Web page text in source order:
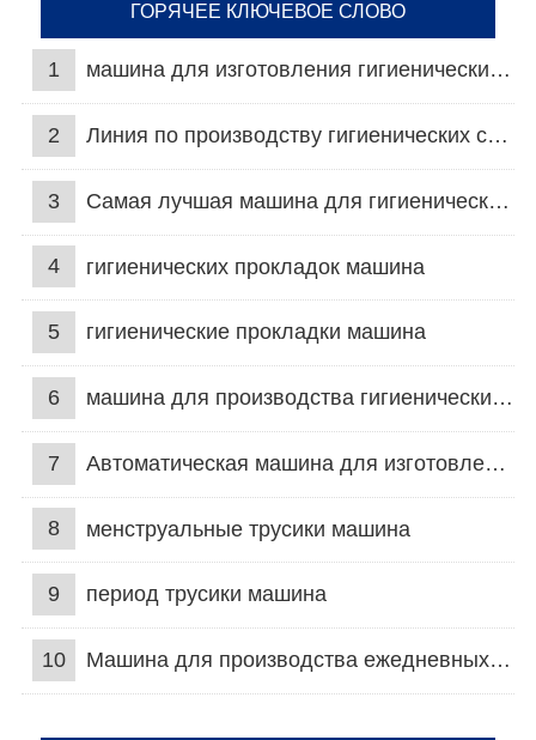
ГОРЯЧЕЕ КЛЮЧЕВОЕ СЛОВО
1 машина для изготовления гигиенических салфеток
2 Линия по производству гигиенических салфеток
3 Самая лучшая машина для гигиенических салфеток
4 гигиенических прокладок машина
5 гигиенические прокладки машина
6 машина для производства гигиенических прокладок
7 Автоматическая машина для изготовления гигиенических прокладок
8 менструальные трусики машина
9 период трусики машина
10 Машина для производства ежедневных прокладок